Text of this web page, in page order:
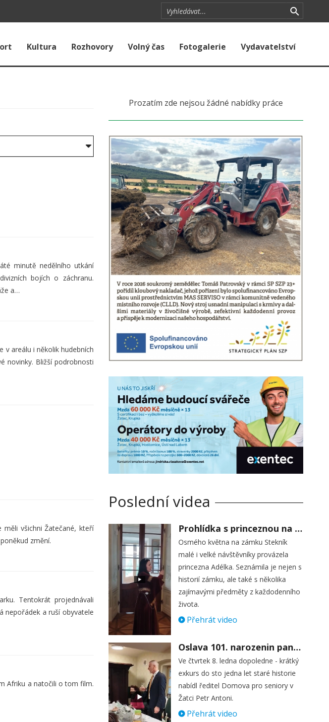
Kultura Rozhovory Volný čas Fotogalerie Vydavatelství
minutě nedělního utkání
bojích o záchranu.
a…
v areálu i několik hudebních
novinky. Bližší podrobnosti
všichni Žatečané, kteří
změní.
Tentokrát projednávali
nepořádek a ruší obyvatele
Afriku a natočili o tom film.
Prozatím zde nejsou žádné nabídky práce
Poslední videa
Prohlídka s princeznou na zámku Stekník
Osmého května na zámku Stekník
malé i velké návštěvníky provázela
princezna Adélka. Seznámila je nejen s
historií zámku, ale také s několika
zajímavými předměty z každodenního
života.
Přehrát video
Oslava 101. narozenin paní Věry Skořepové
Ve čtvrtek 8. ledna dopoledne - krátký
exkurs do sto jedna let staré historie
nabídl ředitel Domova pro seniory v
Žatci Petr Antoni.
Přehrát video